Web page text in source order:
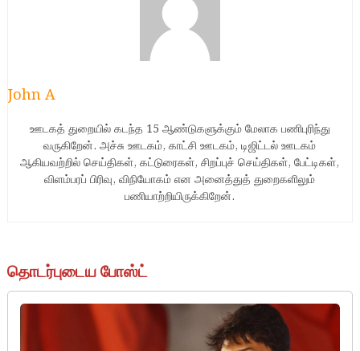
John A
ஊடகத் துறையில் கடந்த 15 ஆண்டுகளுக்கும் மேலாக பணிபுரிந்து
வருகிறேன். அச்சு ஊடகம், காட்சி ஊடகம், டிஜிட்டல் ஊடகம்
ஆகியவற்றில் செய்திகள், கட்டுரைகள், சிறப்புச் செய்திகள், பேட்டிகள்,
விளம்பரப் பிரிவு, விநியோகம் என அனைத்துத் துறைகளிலும்
பணியாற்றியிருக்கிறேன்.
தொடர்புடைய போஸ்ட்